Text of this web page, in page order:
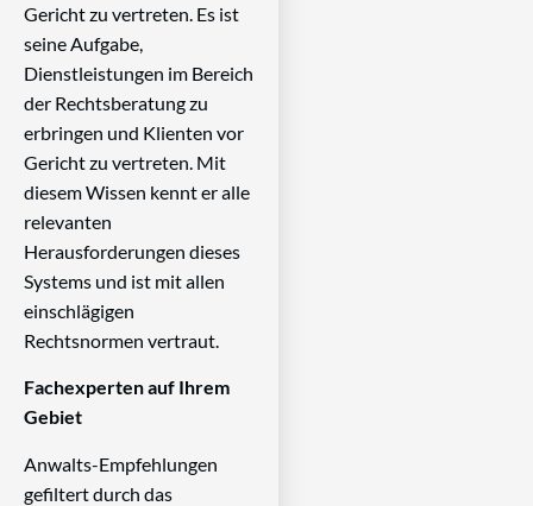
Gericht zu vertreten. Es ist
seine Aufgabe,
Dienstleistungen im Bereich
der Rechtsberatung zu
erbringen und Klienten vor
Gericht zu vertreten. Mit
diesem Wissen kennt er alle
relevanten
Herausforderungen dieses
Systems und ist mit allen
einschlägigen
Rechtsnormen vertraut.
Fachexperten auf Ihrem
Gebiet
Anwalts-Empfehlungen
gefiltert durch das